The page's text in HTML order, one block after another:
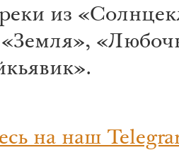
из
на наш